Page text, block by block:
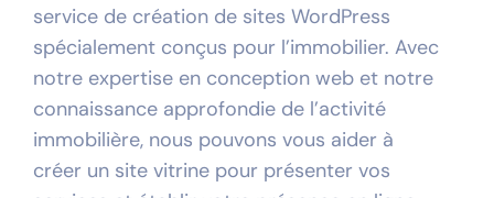
service de création de sites WordPress
spécialement conçus pour l’immobilier. Avec
notre expertise en conception web et notre
connaissance approfondie de l’activité
immobilière, nous pouvons vous aider à
créer un site vitrine pour présenter vos